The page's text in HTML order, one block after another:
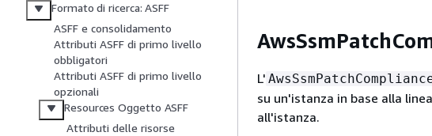
Formato di ricerca: ASFF
ASFF e consolidamento
Attributi ASFF di primo livello
obbligatori
Attributi ASFF di primo livello
opzionali
Resources Oggetto ASFF
Attributi delle risorse
L'
su un'istanza in base alla
all'istanza.